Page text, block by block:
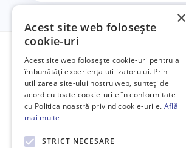
Platformă de anunțuri auto și licitații
auto online.
×
Acest site web folosește
cookie-uri
Acest site web folosește cookie-uri pentru a
îmbunătăți experiența utilizatorului. Prin
utilizarea site-ului nostru web, sunteți de
acord cu toate cookie-urile în conformitate
cu Politica noastră privind cookie-urile. Află
mai multe
STRICT NECESARE